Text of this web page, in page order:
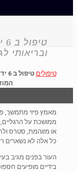
ובריאותי
טיפולים
מאמץ פיזי מתמשך,
ממושכת על
או מזוהמת, סטרס
כל אלה לא נשארים
העור בפנים מגיב
בידיים מופיעים